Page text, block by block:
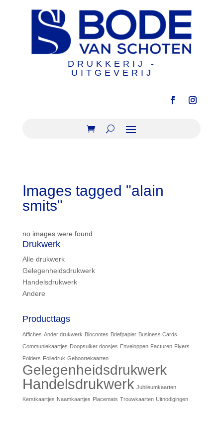
DRUKKERIJ -
UITGEVERIJ
Images tagged "alain
smits"
no images were found
Drukwerk
Alle drukwerk
Gelegenheidsdrukwerk
Handelsdrukwerk
Andere
Producttags
Affiches Ander drukwerk Blocnotes Briefpapier Business Cards
Communiekaartjes Doopsuiker doosjes Enveloppen Facturen Flyers
Folders Foliedruk Geboortekaarten
Gelegenheidsdrukwerk
Handelsdrukwerk Jubileumkaarten
Kerstkaartjes Naamkaartjes Placemats Trouwkaarten Uitnodigingen